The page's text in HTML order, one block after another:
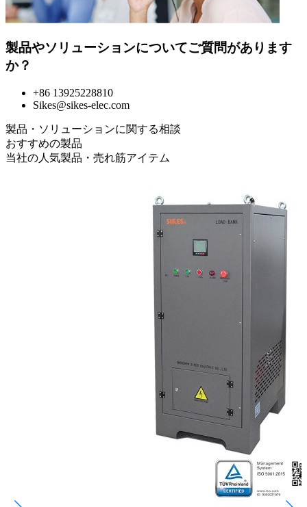
製品やソリューションについてご質問があります
か？
+86 13925228810
Sikes@sikes-elec.com
製品・ソリューションに関する相談
おすすめの製品
当社の人気製品・売れ筋アイテム